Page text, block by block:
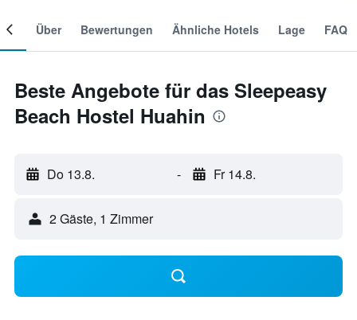
Über Bewertungen Ähnliche Hotels Lage FAQ
Beste Angebote für das Sleepeasy
Beach Hostel Huahin
Do 13.8. - Fr 14.8.
2 Gäste, 1 Zimmer